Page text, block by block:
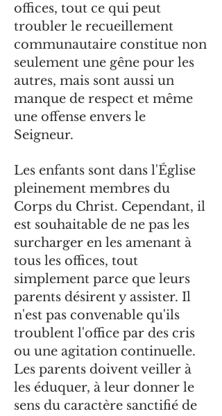
offices, tout ce qui peut
troubler le recueillement
communautaire constitue non
seulement une gêne pour les
autres, mais sont aussi un
manque de respect et même
une offense envers le
Seigneur.
Les enfants sont dans l'Église
pleinement membres du
Corps du Christ. Cependant, il
est souhaitable de ne pas les
surcharger en les amenant à
tous les offices, tout
simplement parce que leurs
parents désirent y assister. Il
n'est pas convenable qu'ils
troublent l'office par des cris
ou une agitation continuelle.
Les parents doivent veiller à
les éduquer, à leur donner le
sens du caractère sanctifié de